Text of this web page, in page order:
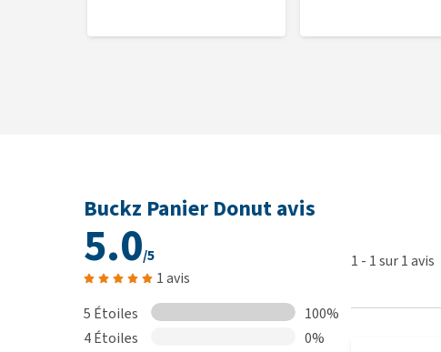
Buckz Panier Donut avis
5.0/5
1 avis
5 Étoiles
100%
4 Étoiles
0%
1 - 1sur1avis